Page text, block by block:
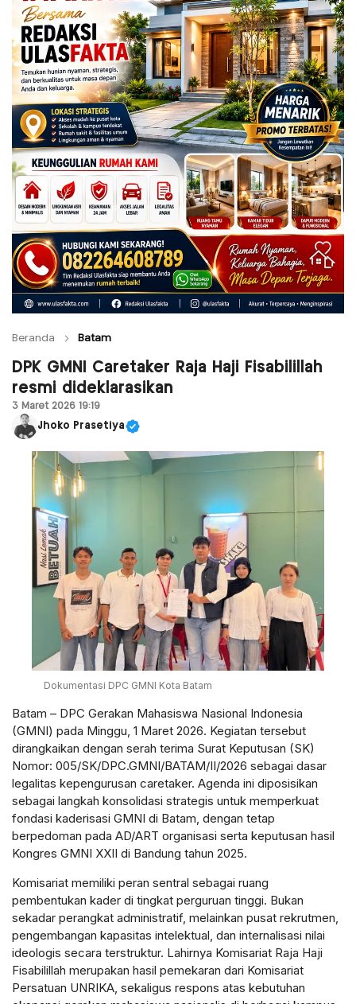
Beranda Batam
DPK GMNI Caretaker Raja Haji Fisabilillah
resmi dideklarasikan
3 Maret 2026 19:19
Jhoko Prasetiya
Dokumentasi DPC GMNI Kota Batam
Batam – DPC Gerakan Mahasiswa Nasional Indonesia
(GMNI) pada Minggu, 1 Maret 2026. Kegiatan tersebut
dirangkaikan dengan serah terima Surat Keputusan (SK)
Nomor: 005/SK/DPC.GMNI/BATAM/II/2026 sebagai dasar
legalitas kepengurusan caretaker. Agenda ini diposisikan
sebagai langkah konsolidasi strategis untuk memperkuat
fondasi kaderisasi GMNI di Batam, dengan tetap
berpedoman pada AD/ART organisasi serta keputusan hasil
Kongres GMNI XXII di Bandung tahun 2025.
Komisariat memiliki peran sentral sebagai ruang
pembentukan kader di tingkat perguruan tinggi. Bukan
sekadar perangkat administratif, melainkan pusat rekrutmen,
pengembangan kapasitas intelektual, dan internalisasi nilai
ideologis secara terstruktur. Lahirnya Komisariat Raja Haji
Fisabilillah merupakan hasil pemekaran dari Komisariat
Persatuan UNRIKA, sekaligus respons atas kebutuhan